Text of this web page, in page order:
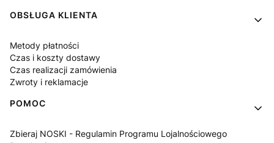
OBSŁUGA KLIENTA
Metody płatności
Czas i koszty dostawy
Czas realizacji zamówienia
Zwroty i reklamacje
POMOC
Zbieraj NOSKI - Regulamin Programu Lojalnościowego